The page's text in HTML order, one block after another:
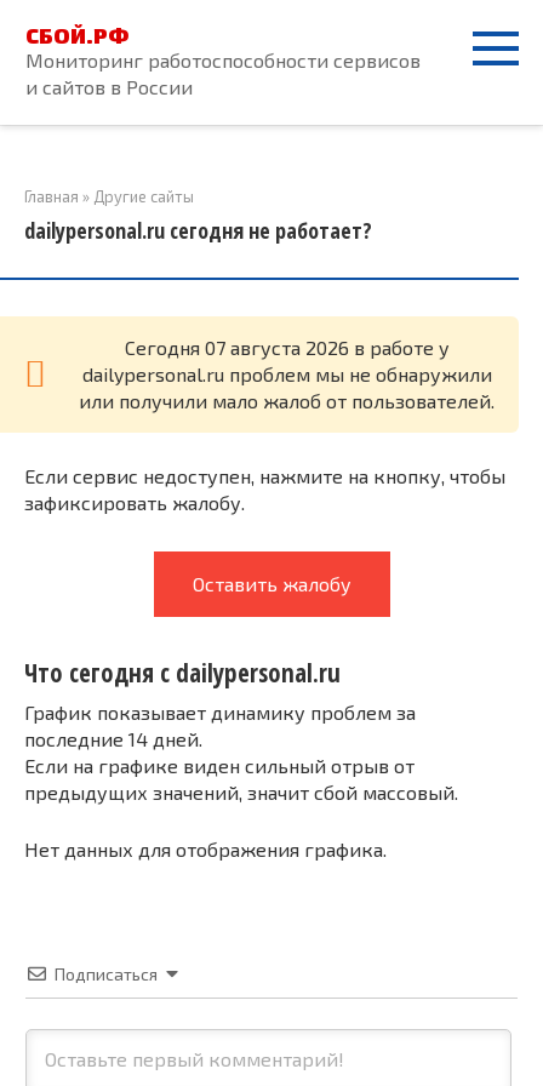
контенту
СБОЙ.РФ
Мониторинг работоспособности сервисов
и сайтов в России
Главная » Другие сайты
dailypersonal.ru сегодня не работает?
Cегодня 07 августа 2026 в работе у
dailypersonal.ru проблем мы не обнаружили
или получили мало жалоб от пользователей.
Если сервис недоступен, нажмите на кнопку, чтобы
зафиксировать жалобу.
Оставить жалобу
Что сегодня с dailypersonal.ru
График показывает динамику проблем за
последние 14 дней.
Если на графике виден сильный отрыв от
предыдущих значений, значит сбой массовый.
Нет данных для отображения графика.
Подписаться